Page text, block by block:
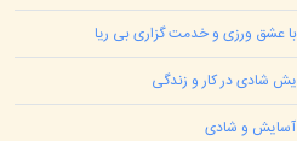
با عشق ورزی و خدمت گزاری بی ریا
شادی در کار و زندگی
آسایش و شادی